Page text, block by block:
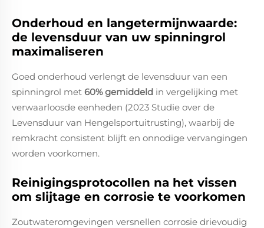
Onderhoud en langetermijnwaarde:
de levensduur van uw spinningrol
maximaliseren
Goed onderhoud verlengt de levensduur van een
spinningrol met 60% gemiddeld in vergelijking met
verwaarloosde eenheden (2023 Studie over de
Levensduur van Hengelsportuitrusting), waarbij de
remkracht consistent blijft en onnodige vervangingen
worden voorkomen.
Reinigingsprotocollen na het vissen
om slijtage en corrosie te voorkomen
Zoutwateromgevingen versnellen corrosie drievoudig